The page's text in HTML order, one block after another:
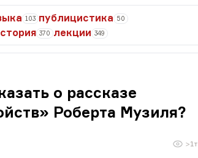
103 публицистика 50
370 лекции 349
о рассказе
Роберта Музиля?
>1т